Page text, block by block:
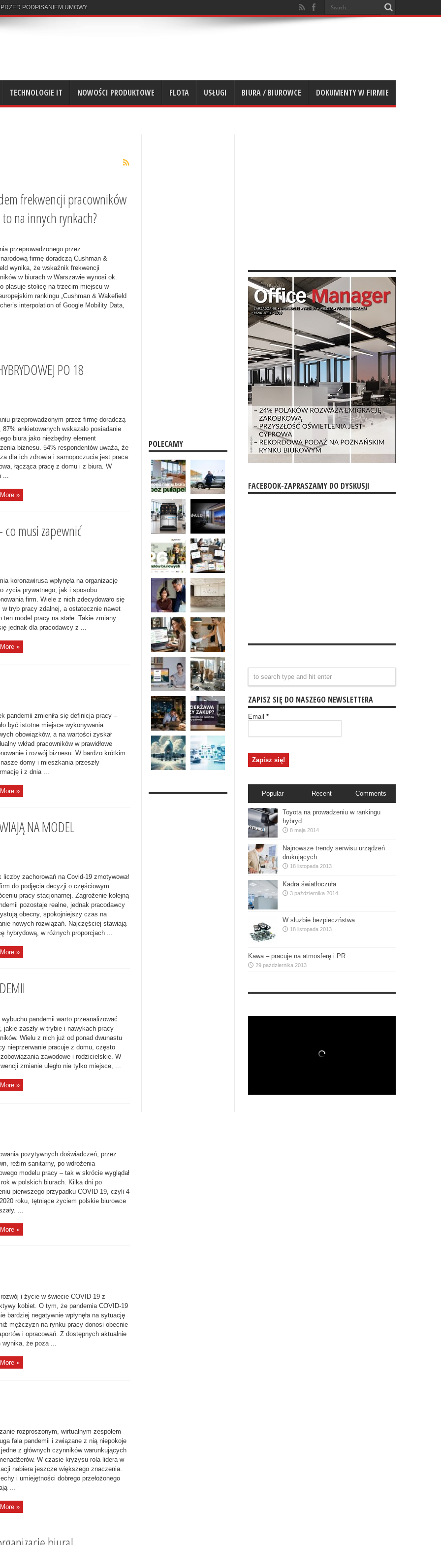
PODPISANIEM UMOWY.
TECHNOLOGIE IT NOWOŚCI PRODUKTOWE FLOTA USŁUGI BIURA / BIUROWCE DOKUMENTY W FIRMIE
frekwencji pracowników
na innych rynkach?
przeprowadzonego przez
firmę doradczą Cushman &
wynika, że wskaźnik frekwencji
w biurach w Warszawie wynosi ok.
plasuje stolicę na trzecim miejscu w
rankingu „Cushman & Wakefield
interpolation of Google Mobility Data,
PO 18
przeprowadzonym przez firmę doradczą
87% ankietowanych wskazało posiadanie
biura jako niezbędny element
biznesu. 54% respondentów uważa, że
dla ich zdrowia i samopoczucia jest praca
łącząca pracę z domu i z biura. W
...
»
musi zapewnić
koronawirusa wpłynęła na organizację
życia prywatnego, jak i sposobu
firm. Wiele z nich zdecydowało się
w tryb pracy zdalnej, a ostatecznie nawet
ten model pracy na stałe. Takie zmiany
jednak dla pracodawcy z ...
»
pandemii zmieniła się definicja pracy –
być istotne miejsce wykonywania
obowiązków, a na wartości zyskał
wkład pracowników w prawidłowe
i rozwój biznesu. W bardzo krótkim
domy i mieszkania przeszły
i z dnia ...
»
NA MODEL
liczby zachorowań na Covid-19 zmotywował
do podjęcia decyzji o częściowym
pracy stacjonarnej. Zagrożenie kolejną
pozostaje realne, jednak pracodawcy
obecny, spokojniejszy czas na
nowych rozwiązań. Najczęściej stawiają
hybrydową, w różnych proporcjach ...
»
wybuchu pandemii warto przeanalizować
jakie zaszły w trybie i nawykach pracy
Wielu z nich już od ponad dwunastu
nieprzerwanie pracuje z domu, często
zobowiązania zawodowe i rodzicielskie. W
zmianie uległo nie tylko miejsce, ...
»
pozytywnych doświadczeń, przez
reżim sanitarny, po wdrożenia
modelu pracy – tak w skrócie wyglądał
w polskich biurach. Kilka dni po
pierwszego przypadku COVID-19, czyli 4
roku, tętniące życiem polskie biurowce
...
»
i życie w świecie COVID-19 z
kobiet. O tym, że pandemia COVID-19
bardziej negatywnie wpłynęła na sytuację
mężczyzn na rynku pracy donosi obecnie
i opracowań. Z dostępnych aktualnie
wynika, że poza ...
»
rozproszonym, wirtualnym zespołem
fala pandemii i związane z nią niepokoje
z głównych czynników warunkujących
W czasie kryzysu rola lidera w
nabiera jeszcze większego znaczenia.
i umiejętności dobrego przełożonego
...
»
POLECAMY
FACEBOOK-ZAPRASZAMY DO DYSKUSJI
ZAPISZ SIĘ DO NASZEGO NEWSLETTERA
Email *
Popular Recent Comments
Toyota na prowadzeniu w rankingu
hybryd
8 maja 2014
Najnowsze trendy serwisu urządzeń
drukujących
18 listopada 2013
Kadra światłoczuła
3 października 2014
W służbie bezpieczństwa
18 listopada 2013
Kawa – pracuje na atmosferę i PR
29 października 2013